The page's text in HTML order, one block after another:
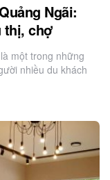
Ngãi:
thị, chợ
một trong những
nhiều du khách